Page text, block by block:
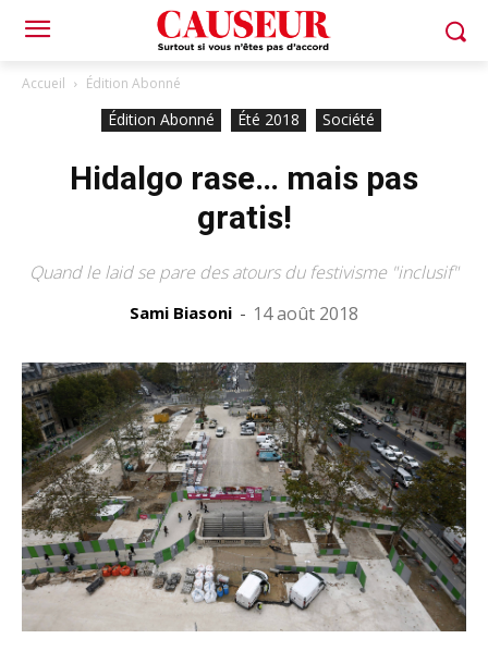
Accueil Édition Abonné
Édition Abonné Été 2018 Société
Hidalgo rase… mais pas
gratis!
Quand le laid se pare des atours du festivisme "inclusif"
Sami Biasoni - 14 août 2018